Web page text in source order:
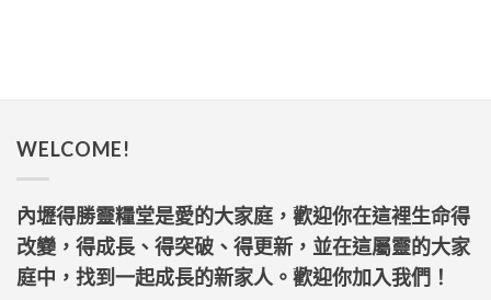
WELCOME!
內壢得勝靈糧堂是愛的大家庭，歡迎你在這裡生命得
改變，得成長、得突破、得更新，並在這屬靈的大家
庭中，找到一起成長的新家人。歡迎你加入我們！